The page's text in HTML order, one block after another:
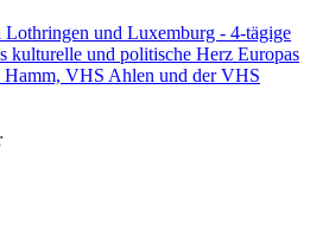
Lothringen und Luxemburg - 4-tägige
kulturelle und politische Herz Europas
VHS Ahlen und der VHS